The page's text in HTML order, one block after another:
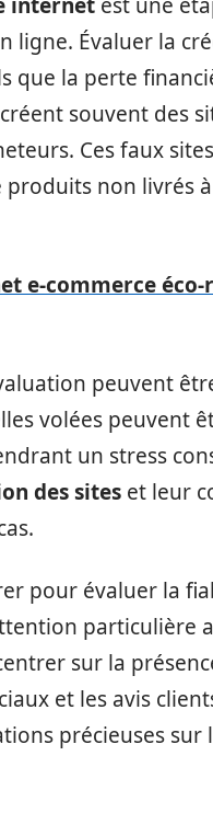
Évaluer la
que la perte
souvent des
Ces faux
non livrés
e-commerce
peuvent
volées peuvent
un stress
des sites et leur
pour évaluer la
particulière
sur la
et les avis
précieuses sur